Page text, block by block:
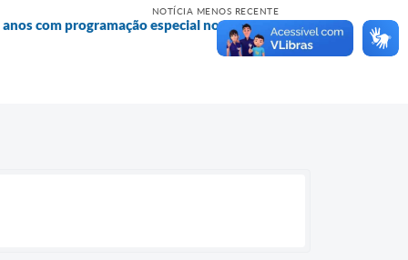
NOTÍCIA MENOS RECENTE
com programação especial no dia 25 de
julho